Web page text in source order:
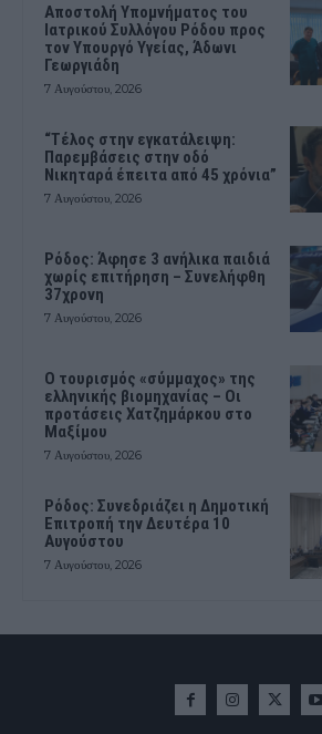
Αποστολή Υπομνήματος του
Ιατρικού Συλλόγου Ρόδου προς
τον Υπουργό Υγείας, Άδωνι
Γεωργιάδη
7 Αυγούστου, 2026
“Τέλος στην εγκατάλειψη:
Παρεμβάσεις στην οδό
Νικηταρά έπειτα από 45 χρόνια”
7 Αυγούστου, 2026
Ρόδος: Άφησε 3 ανήλικα παιδιά
χωρίς επιτήρηση – Συνελήφθη
37χρονη
7 Αυγούστου, 2026
Ο τουρισμός «σύμμαχος» της
ελληνικής βιομηχανίας – Οι
προτάσεις Χατζημάρκου στο
Μαξίμου
7 Αυγούστου, 2026
Ρόδος: Συνεδριάζει η Δημοτική
Επιτροπή την Δευτέρα 10
Αυγούστου
7 Αυγούστου, 2026